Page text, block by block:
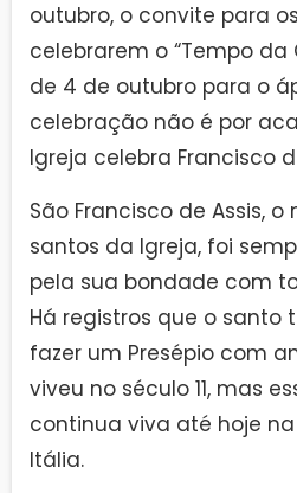
outubro, o convite para
celebrarem o “Tempo da
de 4 de outubro para o
celebração não é por
Igreja celebra Francisco
São Francisco de Assis,
santos da Igreja, foi
pela sua bondade com
Há registros que o santo
fazer um Presépio com
viveu no século 11, mas
continua viva até hoje
Itália.